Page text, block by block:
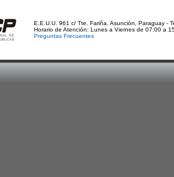
E.E.U.U. 961 c/ Tte. Fariña. Asunción, Paraguay -
Horario de Atención: Lunes a Viernes de 07:00 a
Preguntas Frecuentes